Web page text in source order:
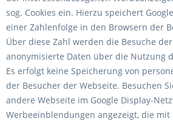
sog. Cookies ein. Hierzu speichert
einer Zahlenfolge in den Browsern der
Über diese Zahl werden die Besuche
anonymisierte Daten über die Nutzung
Es erfolgt keine Speicherung von
der Besucher der Webseite. Besuchen
andere Webseite im Google Display-
Werbeeinblendungen angezeigt, die mit